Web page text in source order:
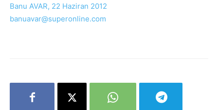
Banu AVAR, 22 Haziran 2012
banuavar@superonline.com